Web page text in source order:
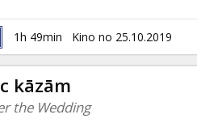
1h 49min Kino no 25.10.2019
kāzām
the Wedding